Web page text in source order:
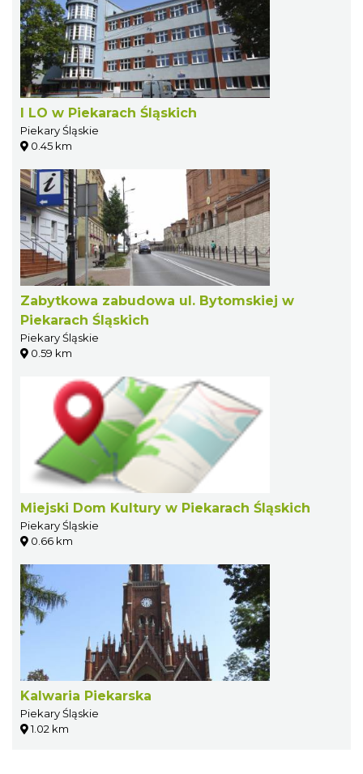
I LO w Piekarach Śląskich
Piekary Śląskie
0.45 km
Zabytkowa zabudowa ul. Bytomskiej w
Piekarach Śląskich
Piekary Śląskie
0.59 km
Miejski Dom Kultury w Piekarach Śląskich
Piekary Śląskie
0.66 km
Kalwaria Piekarska
Piekary Śląskie
1.02 km